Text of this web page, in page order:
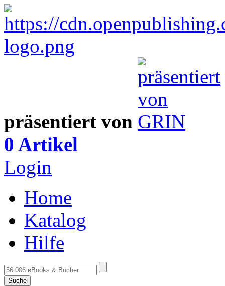
präsentiert von
0 Artikel
Login
Home
Katalog
Hilfe
Suche